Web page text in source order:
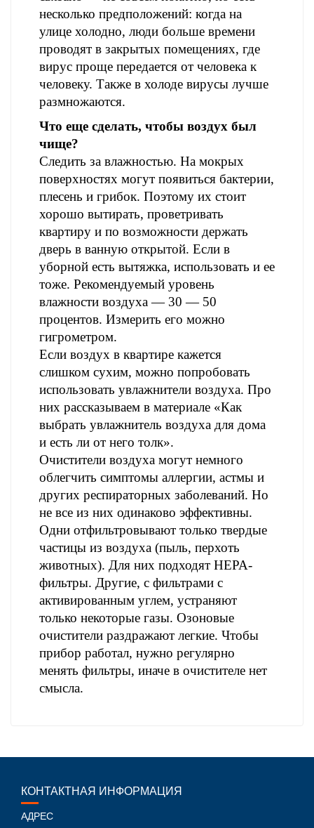
несколько предположений: когда на
улице холодно, люди больше времени
проводят в закрытых помещениях, где
вирус проще передается от человека к
человеку. Также в холоде вирусы лучше
размножаются.
Что еще сделать, чтобы воздух был
чище?
Следить за влажностью. На мокрых
поверхностях могут появиться бактерии,
плесень и грибок. Поэтому их стоит
хорошо вытирать, проветривать
квартиру и по возможности держать
дверь в ванную открытой. Если в
уборной есть вытяжка, использовать и ее
тоже. Рекомендуемый уровень
влажности воздуха ― 30 — 50
процентов. Измерить его можно
гигрометром.
Если воздух в квартире кажется
слишком сухим, можно попробовать
использовать увлажнители воздуха. Про
них рассказываем в материале «Как
выбрать увлажнитель воздуха для дома
и есть ли от него толк».
Очистители воздуха могут немного
облегчить симптомы аллергии, астмы и
других респираторных заболеваний. Но
не все из них одинаково эффективны.
Одни отфильтровывают только твердые
частицы из воздуха (пыль, перхоть
животных). Для них подходят НЕРА-
фильтры. Другие, с фильтрами с
активированным углем, устраняют
только некоторые газы. Озоновые
очистители раздражают легкие. Чтобы
прибор работал, нужно регулярно
менять фильтры, иначе в очистителе нет
смысла.
КОНТАКТНАЯ ИНФОРМАЦИЯ
АДРЕС